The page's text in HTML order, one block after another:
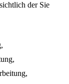
der Sie